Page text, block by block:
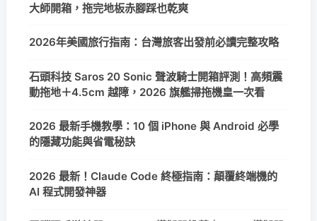
大師開箱，拖完地板赤腳踩也乾爽
2026年美國旅行指南：台灣旅客出發前必讀完整攻略
石頭科技 Saros 20 Sonic 聲波騎士開箱評測！高頻震
動拖地＋4.5cm 越障，2026 旗艦掃拖機皇一次看
2026 最新手機教學：10 個 iPhone 與 Android 必學
的隱藏功能與省電秘訣
2026 最新！Claude Code 終極指南：顛覆終端機的
AI 程式開發神器